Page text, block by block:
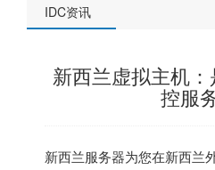
IDC资讯
新西兰虚拟主机
控服
新西兰服务器为您在新西兰